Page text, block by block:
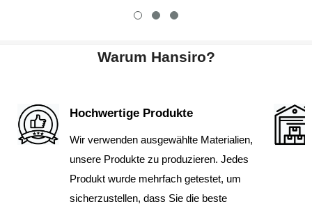
Warum Hansiro?
Hochwertige Produkte
Wir verwenden ausgewählte Materialien,
unsere Produkte zu produzieren. Jedes
Produkt wurde mehrfach getestet, um
sicherzustellen, dass Sie die beste